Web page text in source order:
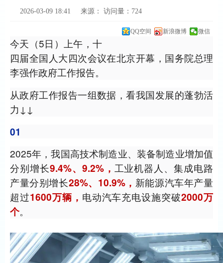
2026-03-09 18:41 来源： 访问量： 724
QQ空间 新浪微博 微信
今天（5日）上午，十
四届全国人大四次会议在北京开幕，国务院总理
李强作政府工作报告。
从政府工作报告一组数据，看我国发展的蓬勃活
力↓↓
01
2025年，我国高技术制造业、装备制造业增加值
分别增长9.4%、9.2%， 工业机器人、集成电路
产量分别增长28%、10.9%， 新能源汽车年产量
超过1600万辆， 电动汽车充电设施突破2000万
个。